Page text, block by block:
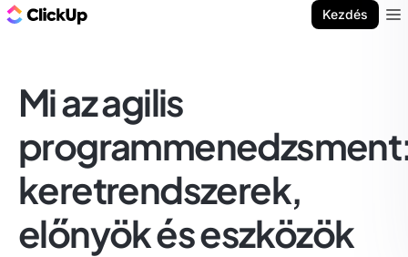
Kezdés
Mi az agilis
keretrendszerek,
előnyök és eszközök